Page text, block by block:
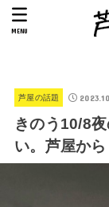
MENU
芦屋の話題
きのう10/8
い。芦屋か